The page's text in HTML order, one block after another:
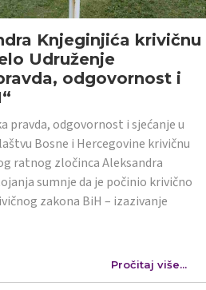
Knjeginjića krivičnu
Udruženje
odgovornost i
pravda, odgovornost i sjećanje u
Bosne i Hercegovine krivičnu
ratnog zločinca Aleksandra
sumnje da je počinio krivično
zakona BiH – izazivanje
Pročitaj više...